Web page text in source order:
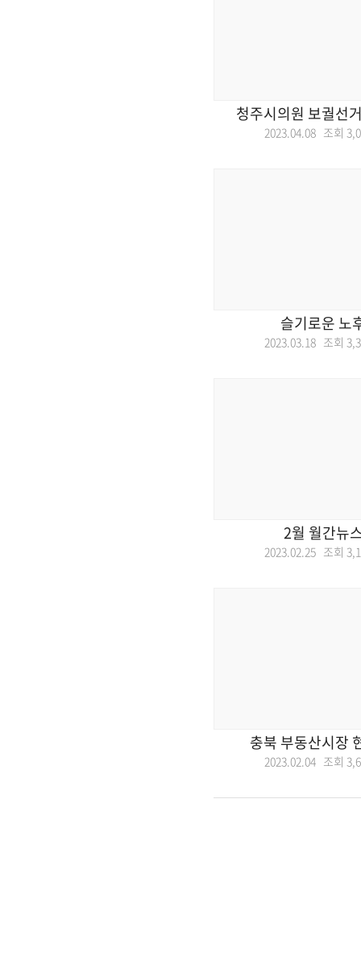
청주시의원 보궐선
2023.04.08 조회
슬기로운 노
2023.03.18 조회
2월 월간뉴
2023.02.25 조회
충북 부동산시장
2023.02.04 조회